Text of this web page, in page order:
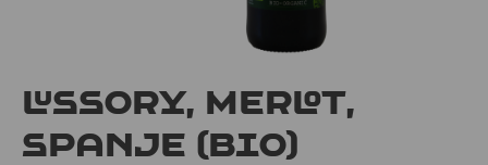
Lussory, Merlot,
Spanje (bio)